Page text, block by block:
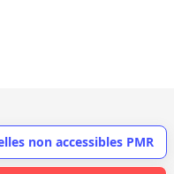
non accessibles PMR